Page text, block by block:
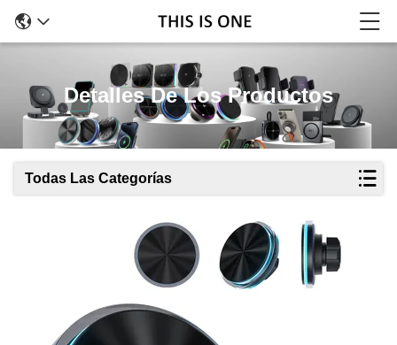
Detalles De Los Productos
Todas Las Categorías